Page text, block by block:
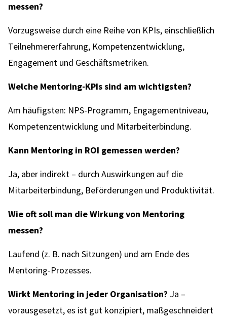
messen?
Vorzugsweise durch eine Reihe von KPIs, einschließlich
Teilnehmererfahrung, Kompetenzentwicklung,
Engagement und Geschäftsmetriken.
Welche Mentoring-KPIs sind am wichtigsten?
Am häufigsten: NPS-Programm, Engagementniveau,
Kompetenzentwicklung und Mitarbeiterbindung.
Kann Mentoring in ROI gemessen werden?
Ja, aber indirekt – durch Auswirkungen auf die
Mitarbeiterbindung, Beförderungen und Produktivität.
Wie oft soll man die Wirkung von Mentoring
messen?
Laufend (z. B. nach Sitzungen) und am Ende des
Mentoring-Prozesses.
Wirkt Mentoring in jeder Organisation? Ja –
vorausgesetzt, es ist gut konzipiert, maßgeschneidert